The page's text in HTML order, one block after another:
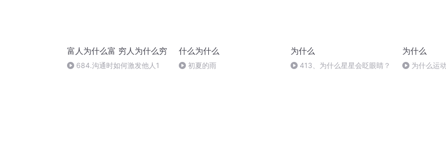
富人为什么富 穷人为什么穷
684.沟通时如何激发他人1
什么为什么
初夏的雨
为什么
413、为什么星星会眨眼睛？
为什么
为什么运